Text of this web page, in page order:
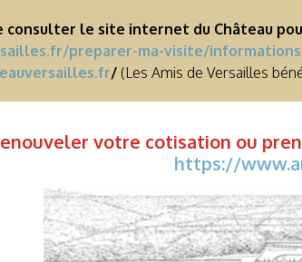
consulter le site internet du Château
preparer-ma-visite/
/ (Les Amis de Versailles
votre cotisation ou
https://